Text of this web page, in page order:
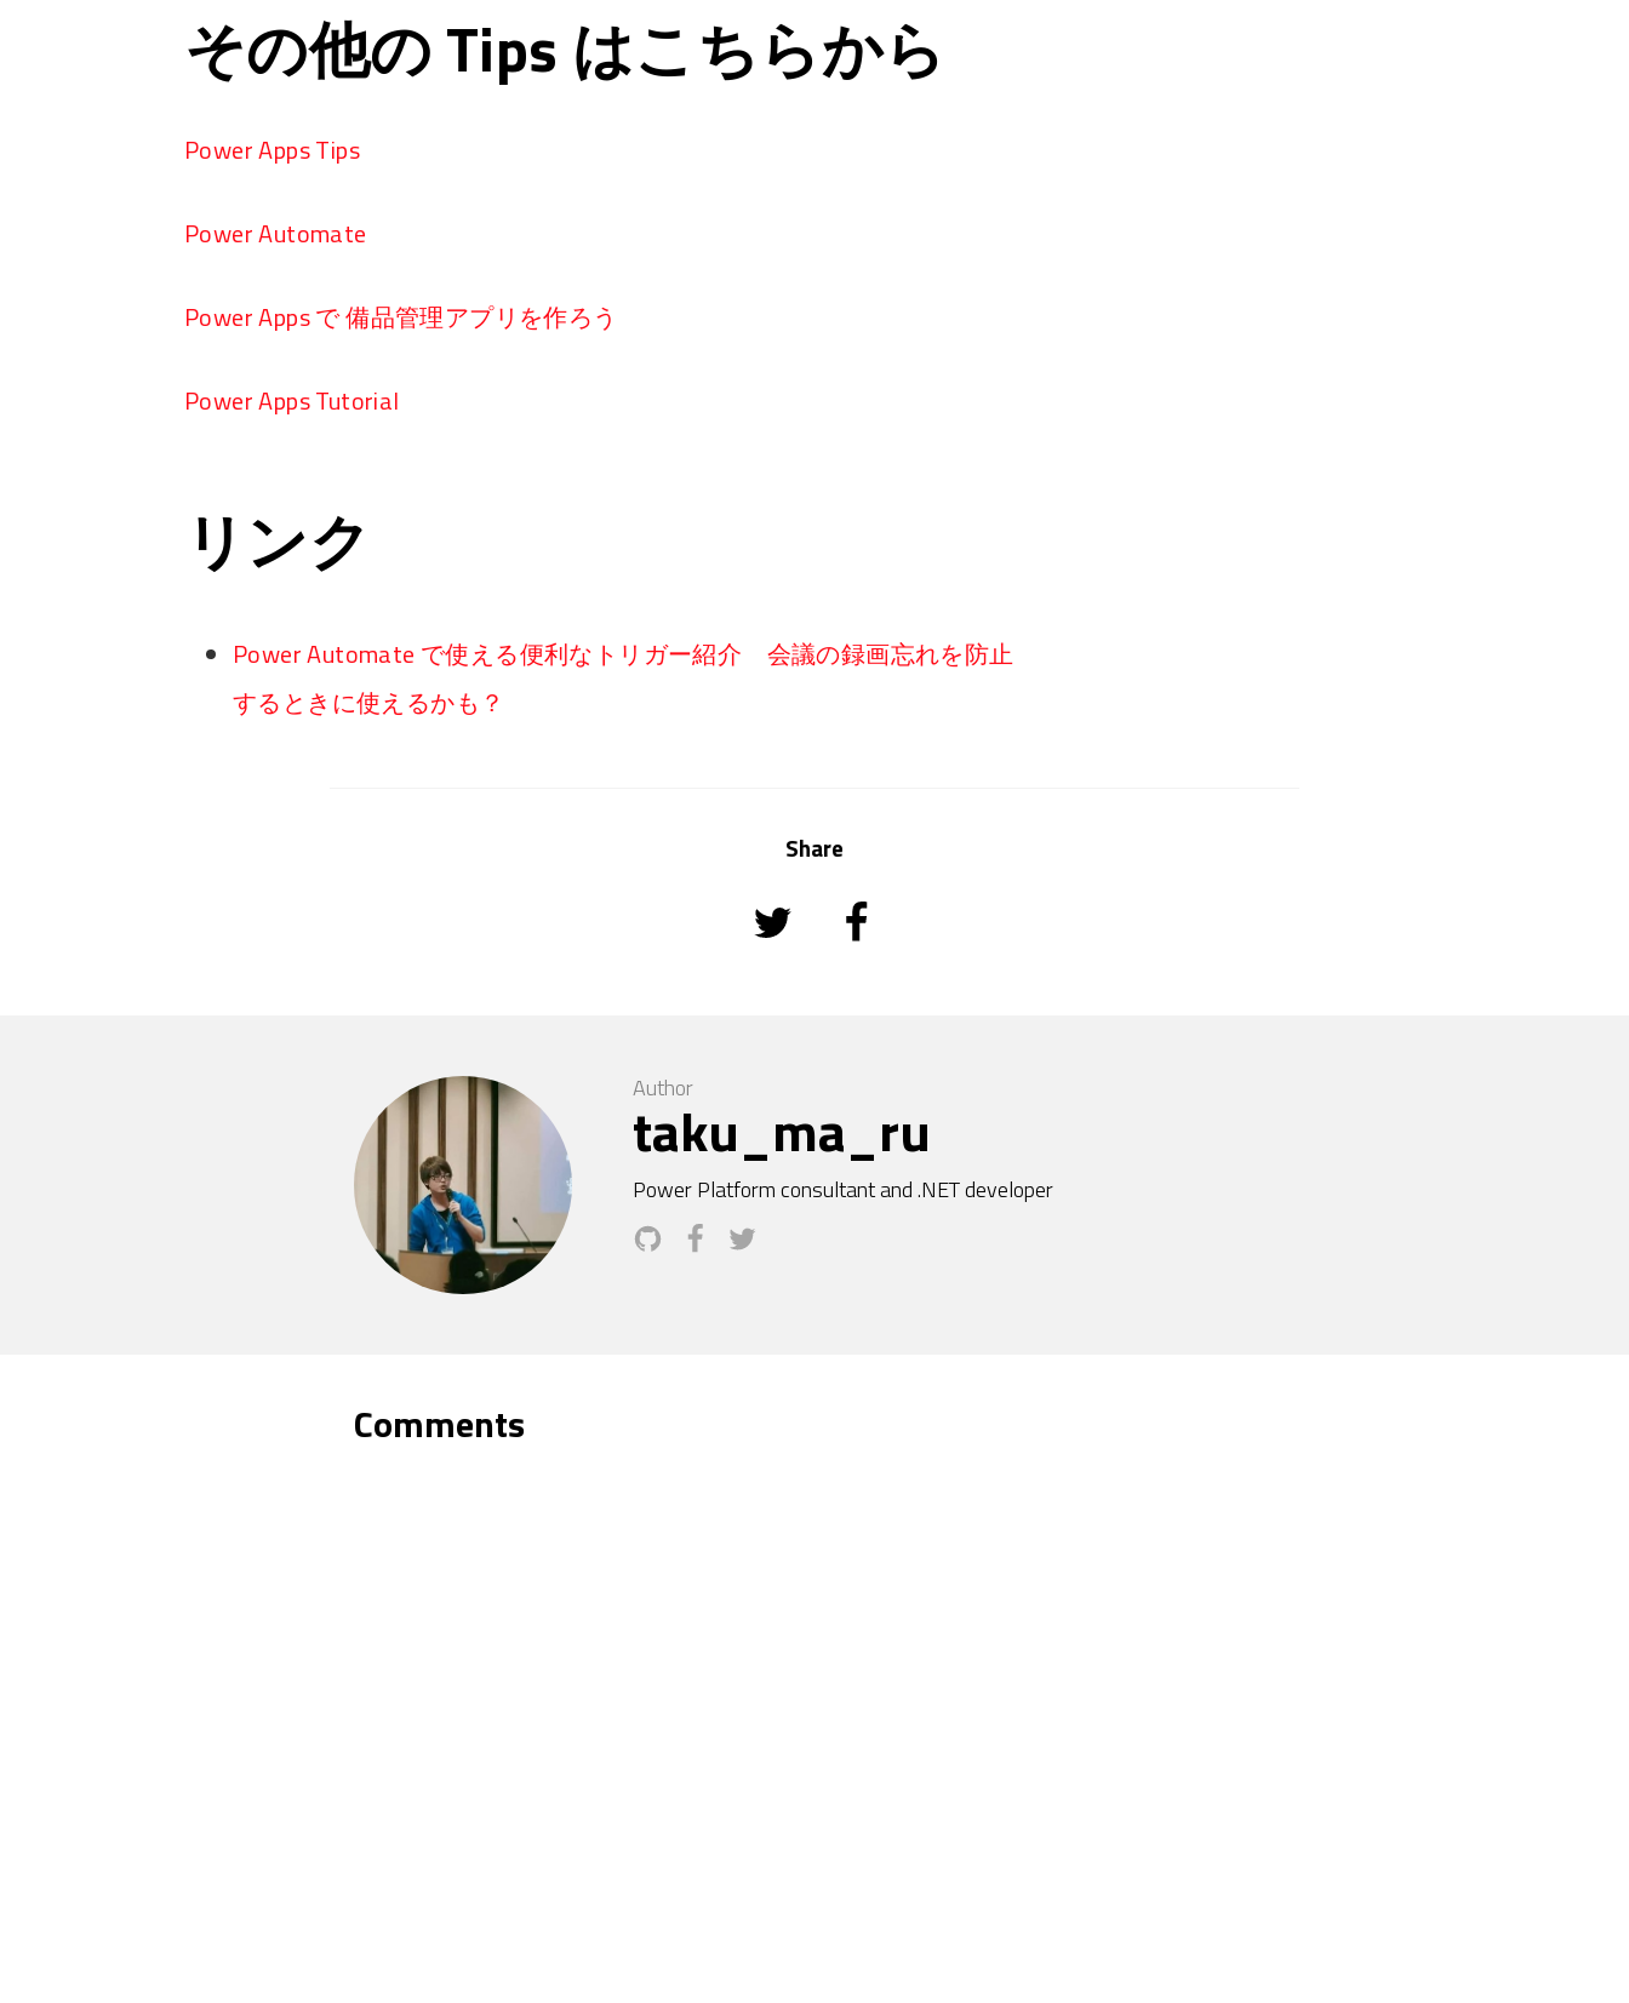
その他の Tips はこちらから
Power Apps Tips
Power Automate
Power Apps で 備品管理アプリを作ろう
Power Apps Tutorial
リンク
Power Automate で使える便利なトリガー紹介 会議の録画忘れを防止
するときに使えるかも？
Share
Author
taku_ma_ru
Power Platform consultant and .NET developer
Comments